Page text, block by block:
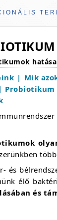
Mik
és
élő
és